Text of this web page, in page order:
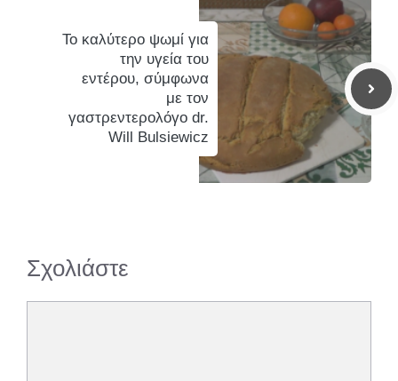
Το καλύτερο ψωμί για
την υγεία του
εντέρου, σύμφωνα
με τον
γαστρεντερολόγο dr.
Will Bulsiewicz
Σχολιάστε